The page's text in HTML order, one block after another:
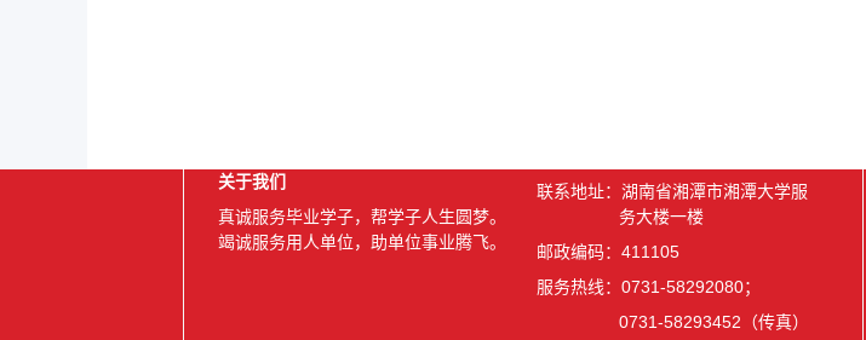
关于我们
真诚服务毕业学子，帮学子人生圆梦。
竭诚服务用人单位，助单位事业腾飞。
联系地址：湖南省湘潭市湘潭大学服
务大楼一楼
邮政编码：411105
服务热线：0731-58292080；
0731-58293452（传真）